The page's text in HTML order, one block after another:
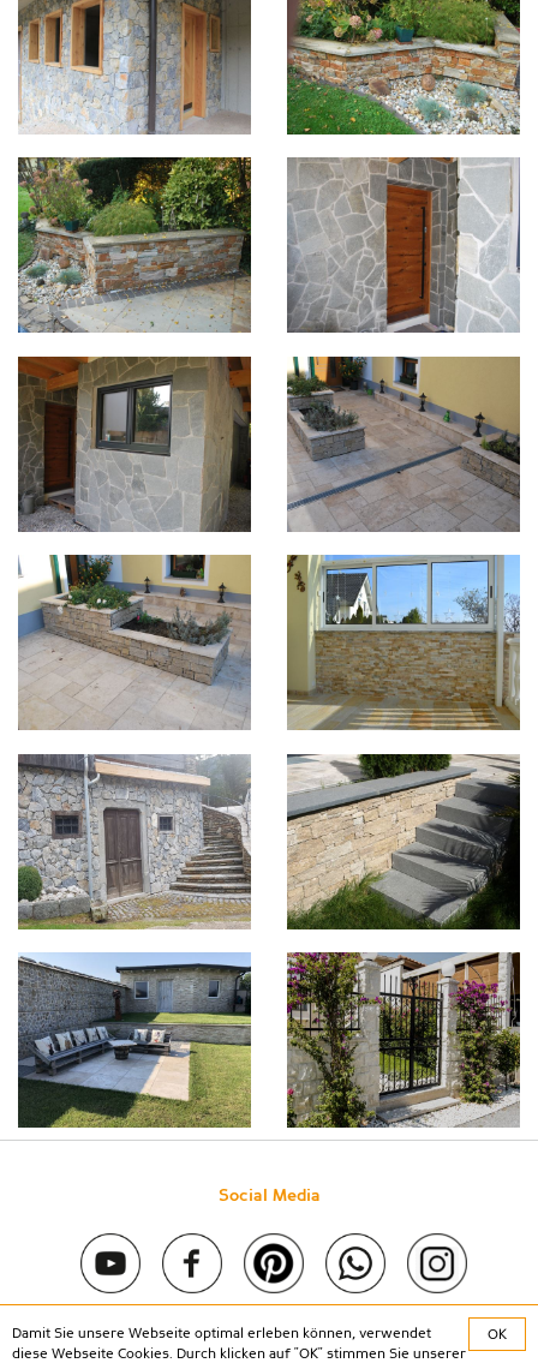
Social Media
Copyright © 2020 Stein & Co gmbh. All rights reserved. |
Kontakt
Damit Sie unsere Webseite optimal erleben können, verwendet
diese Webseite Cookies. Durch klicken auf "OK" stimmen Sie unserer
OK